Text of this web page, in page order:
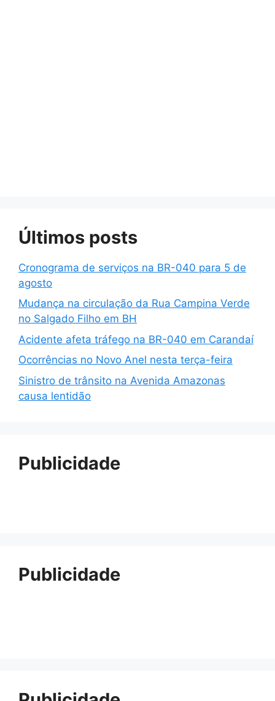
Últimos posts
Cronograma de serviços na BR-040 para 5 de
agosto
Mudança na circulação da Rua Campina Verde
no Salgado Filho em BH
Acidente afeta tráfego na BR-040 em Carandaí
Ocorrências no Novo Anel nesta terça-feira
Sinistro de trânsito na Avenida Amazonas
causa lentidão
Publicidade
Publicidade